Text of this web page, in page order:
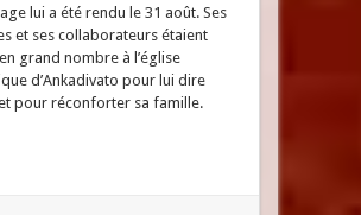
lui a été rendu le 31 août. Ses
et ses collaborateurs étaient
grand nombre à l’église
d’Ankadivato pour lui dire
pour réconforter sa famille.